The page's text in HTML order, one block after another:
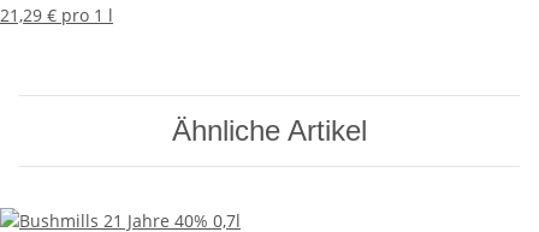
21,29 € pro 1 l
Ähnliche Artikel